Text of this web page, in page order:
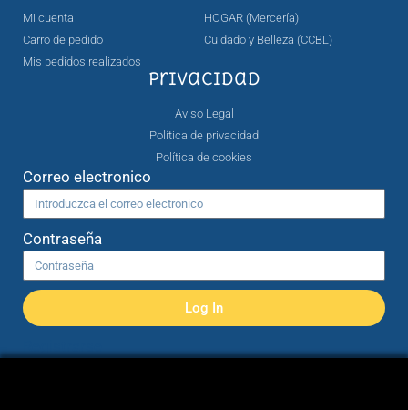
Mi cuenta
Carro de pedido
Mis pedidos realizados
HOGAR (Mercería)
Cuidado y Belleza (CCBL)
Privacidad
Aviso Legal
Política de privacidad
Política de cookies
Correo electronico
Contraseña
Log In